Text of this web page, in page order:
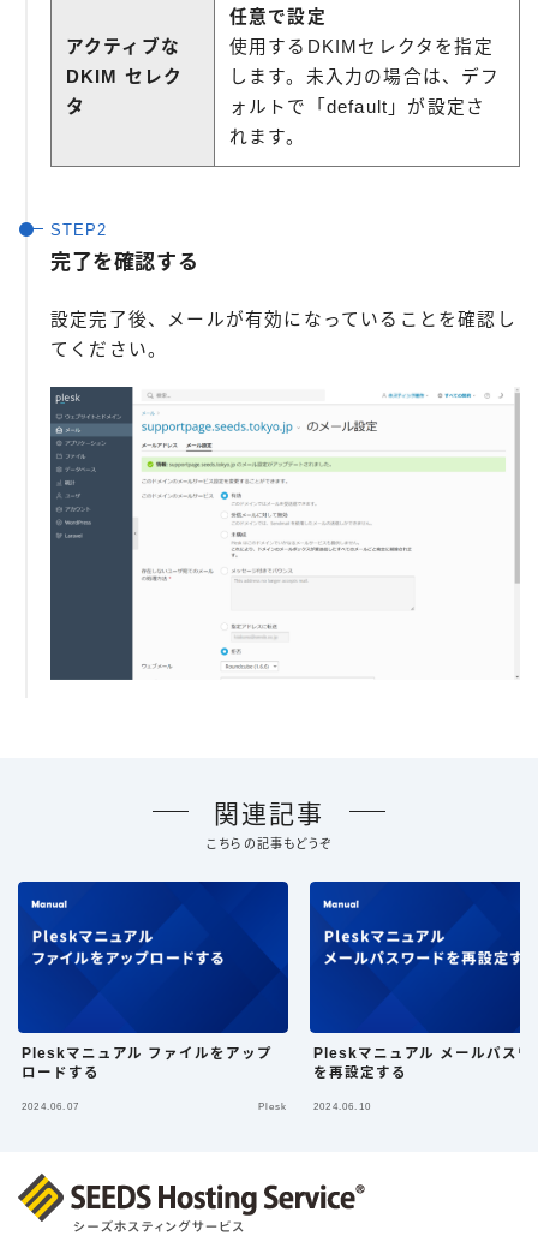
アクティブな
DKIM セレク
タ
任意で設定
使用するDKIMセレクタを指定
します。未入力の場合は、デフ
ォルトで「default」が設定さ
れます。
完了を確認する
設定完了後、メールが有効になっていることを確認し
てください。
関連記事
こちらの記事もどうぞ
Pleskマニュアル ファイルをアップ
ロードする
2024.06.07 Plesk
Pleskマニュアル メールパスワ
を再設定する
2024.06.10